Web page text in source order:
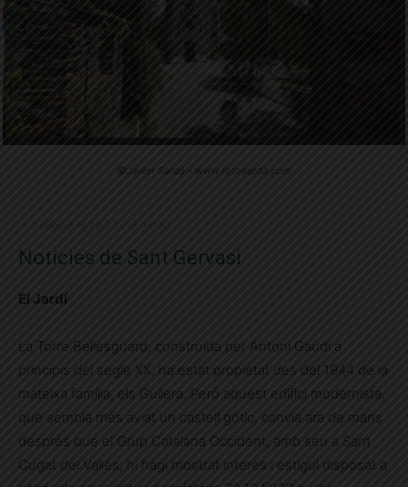
©Javier Sardá - www.fotosarda.com
Notícies de Sant Gervasi
El Jardí
La Torre Bellesguard, construïda per Antoni Gaudí a
principis del segle XX, ha estat propietat des del 1944 de la
mateixa família, els Guilera. Però aquest edifici modernista,
que sembla més aviat un castell gòtic, canvia ara de mans
després que el Grup Catalana Occident, amb seu a Sant
Cugat del Vallès, hi hagi mostrat interès i estigui disposat a